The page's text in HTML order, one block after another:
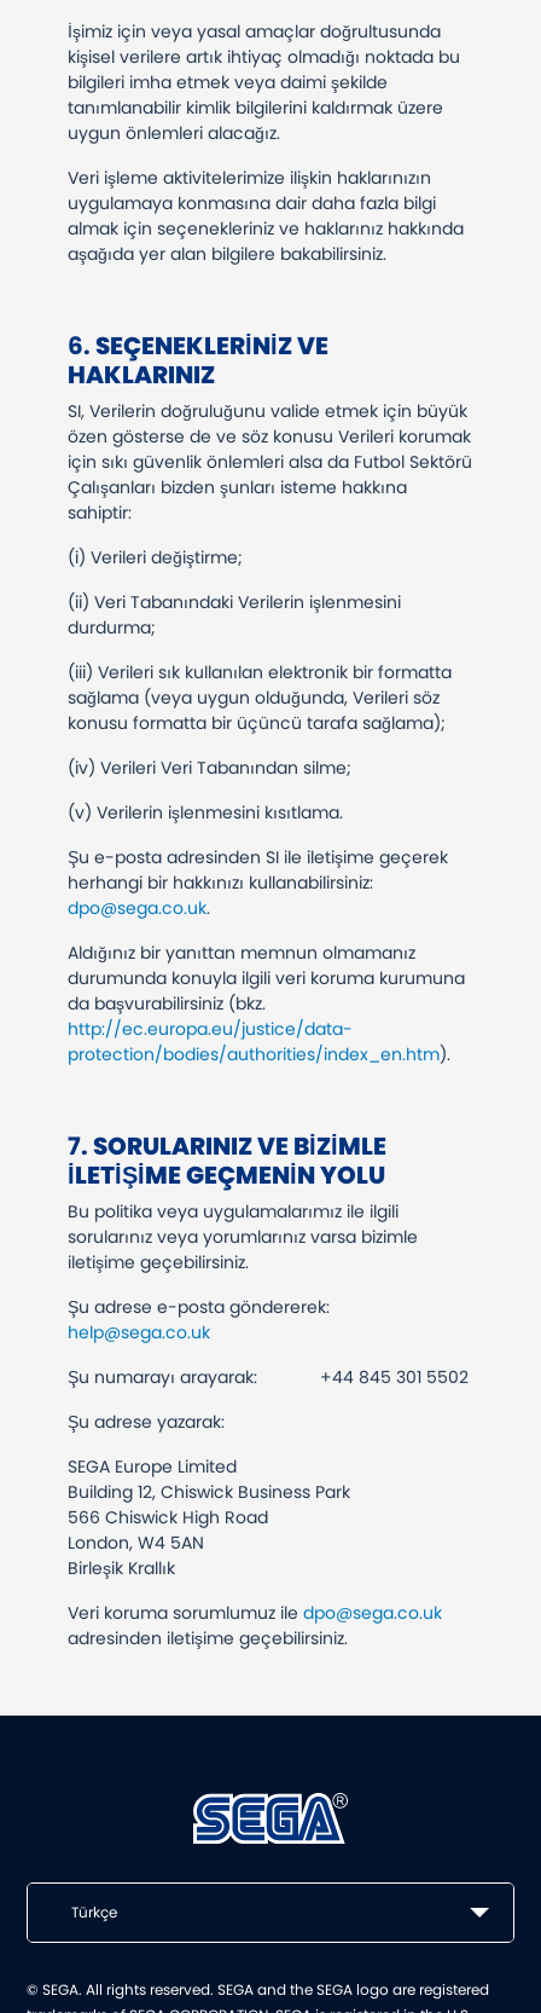
İşimiz için veya yasal amaçlar doğrultusunda
kişisel verilere artık ihtiyaç olmadığı noktada bu
bilgileri imha etmek veya daimi şekilde
tanımlanabilir kimlik bilgilerini kaldırmak üzere
uygun önlemleri alacağız.
Veri işleme aktivitelerimize ilişkin haklarınızın
uygulamaya konmasına dair daha fazla bilgi
almak için seçenekleriniz ve haklarınız hakkında
aşağıda yer alan bilgilere bakabilirsiniz.
​6.SEÇENEKLERINIZ VE
HAKLARINIZ
SI, Verilerin doğruluğunu valide etmek için büyük
özen gösterse de ve söz konusu Verileri korumak
için sıkı güvenlik önlemleri alsa da Futbol Sektörü
Çalışanları bizden şunları isteme hakkına
sahiptir:
(i) Verileri değiştirme;
(ii) Veri Tabanındaki Verilerin işlenmesini
durdurma;
(iii) Verileri sık kullanılan elektronik bir formatta
sağlama (veya uygun olduğunda, Verileri söz
konusu formatta bir üçüncü tarafa sağlama);
(iv) Verileri Veri Tabanından silme;
(v) Verilerin işlenmesini kısıtlama.
Şu e-posta adresinden SI ile iletişime geçerek
herhangi bir hakkınızı kullanabilirsiniz:
dpo@sega.co.uk.
Aldığınız bir yanıttan memnun olmamanız
durumunda konuyla ilgili veri koruma kurumuna
da başvurabilirsiniz (bkz.
http://ec.europa.eu/justice/data-
protection/bodies/authorities/index_en.htm).
​​​​​​​7.SORULARINIZ VE BIZIMLE
ILETIŞIME GEÇMENIN YOLU
Bu politika veya uygulamalarımız ile ilgili
sorularınız veya yorumlarınız varsa bizimle
iletişime geçebilirsiniz.
Şu adrese e-posta göndererek:
help@sega.co.uk
Şu numarayı arayarak: +44 845 301 5502
Şu adrese yazarak:
SEGA Europe Limited
Building 12, Chiswick Business Park
566 Chiswick High Road
London, W4 5AN
Birleşik Krallık
Veri koruma sorumlumuz ile dpo@sega.co.uk
adresinden iletişime geçebilirsiniz.
Türkçe
© SEGA. All rights reserved. SEGA and the SEGA logo are registered